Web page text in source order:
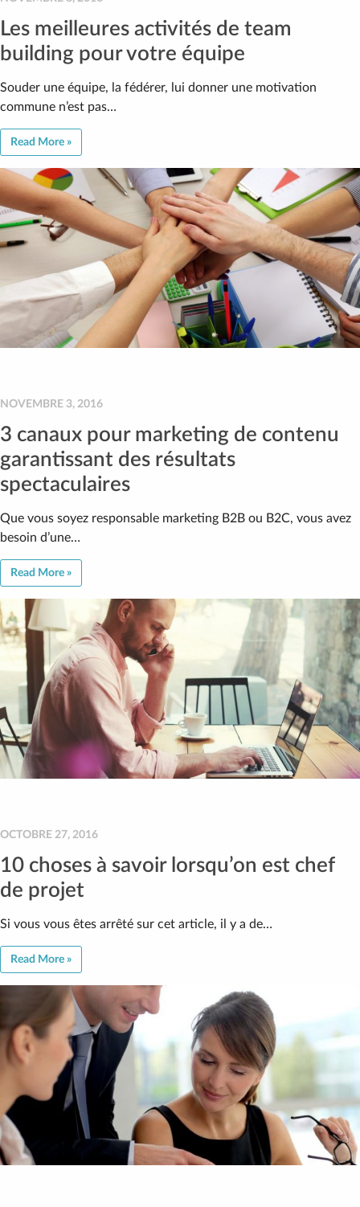
Les meilleures activités de team
building pour votre équipe
Souder une équipe, la fédérer, lui donner une motivation
commune n’est pas…
Read More »
NOVEMBRE 3, 2016
3 canaux pour marketing de contenu
garantissant des résultats
spectaculaires
Que vous soyez responsable marketing B2B ou B2C, vous avez
besoin d’une…
Read More »
OCTOBRE 27, 2016
10 choses à savoir lorsqu’on est chef
de projet
Si vous vous êtes arrêté sur cet article, il y a de…
Read More »